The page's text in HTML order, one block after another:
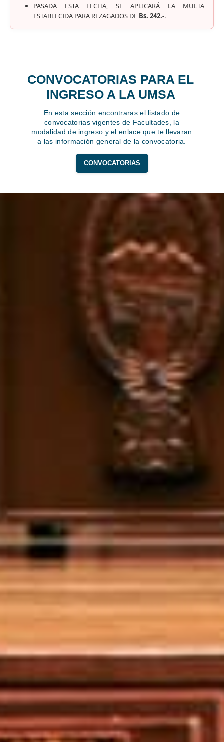
PASADA ESTA FECHA, SE APLICARÁ LA MULTA
ESTABLECIDA PARA REZAGADOS DE Bs. 242.-.
CONVOCATORIAS PARA EL
INGRESO A LA UMSA
En esta sección encontraras el listado de
convocatorias vigentes de Facultades, la
modalidad de ingreso y el enlace que te llevaran
a las información general de la convocatoria.
CONVOCATORIAS